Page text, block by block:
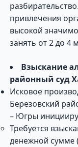
привлечения
высокой
занять от 2 до 4
Взыскание
районный суд
Исковое
Березовский
– Югры
Требуется
денежной сумме